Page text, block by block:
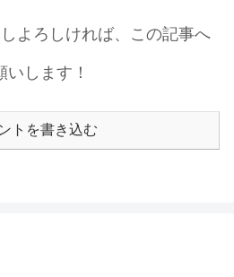
よろしければ、この記事へ
します！
トを書き込む